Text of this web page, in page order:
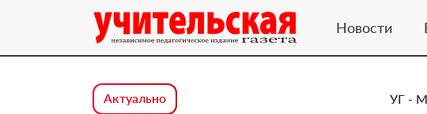
Новости
Актуально УГ -